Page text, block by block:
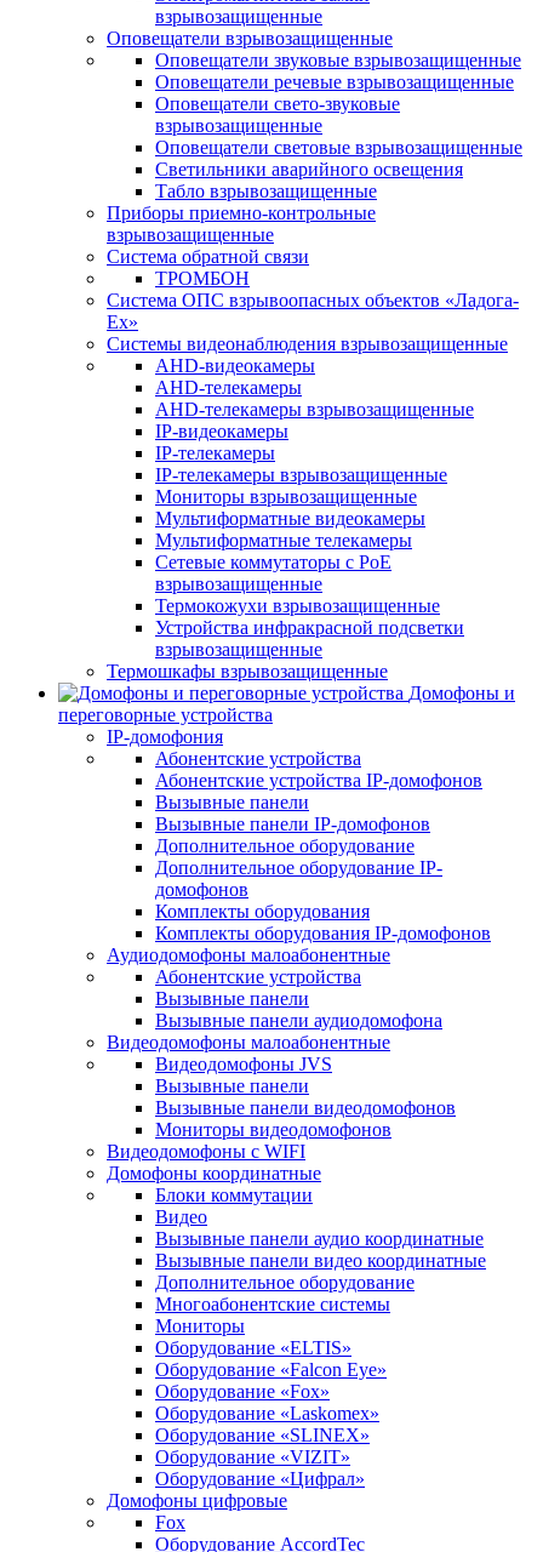
взрывозащищенные
Оповещатели взрывозащищенные
Оповещатели звуковые взрывозащищенные
Оповещатели речевые взрывозащищенные
Оповещатели свето-звуковые
взрывозащищенные
Оповещатели световые взрывозащищенные
Светильники аварийного освещения
Табло взрывозащищенные
Приборы приемно-контрольные
взрывозащищенные
Система обратной связи
ТРОМБОН
Система ОПС взрывоопасных объектов «Ладога-
Ex»
Системы видеонаблюдения взрывозащищенные
AHD-видеокамеры
AHD-телекамеры
AHD-телекамеры взрывозащищенные
IP-видеокамеры
IP-телекамеры
IP-телекамеры взрывозащищенные
Мониторы взрывозащищенные
Мультиформатные видеокамеры
Мультиформатные телекамеры
Сетевые коммутаторы с РоЕ
взрывозащищенные
Термокожухи взрывозащищенные
Устройства инфракрасной подсветки
взрывозащищенные
Термошкафы взрывозащищенные
Домофоны и
переговорные устройства
IP-домофония
Абонентские устройства
Абонентские устройства IP-домофонов
Вызывные панели
Вызывные панели IP-домофонов
Дополнительное оборудование
Дополнительное оборудование IP-
домофонов
Комплекты оборудования
Комплекты оборудования IP-домофонов
Аудиодомофоны малоабонентные
Абонентские устройства
Вызывные панели
Вызывные панели аудиодомофона
Видеодомофоны малоабонентные
Видеодомофоны JVS
Вызывные панели
Вызывные панели видеодомофонов
Мониторы видеодомофонов
Видеодомофоны с WIFI
Домофоны координатные
Блоки коммутации
Видео
Вызывные панели аудио координатные
Вызывные панели видео координатные
Дополнительное оборудование
Многоабонентские системы
Мониторы
Оборудование «ELTIS»
Оборудование «Falcon Eye»
Оборудование «Fox»
Оборудование «Laskomex»
Оборудование «SLINEX»
Оборудование «VIZIT»
Оборудование «Цифрал»
Домофоны цифровые
Fox
Оборудование AccordTec